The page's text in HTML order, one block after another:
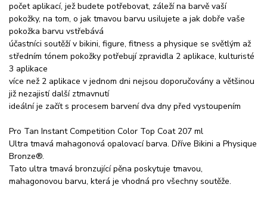
počet aplikací, jež budete potřebovat, záleží na barvě vaší
pokožky, na tom, o jak tmavou barvu usilujete a jak dobře vaše
pokožka barvu vstřebává
účastníci soutěží v bikini, figure, fitness a physique se světlým až
středním tónem pokožky potřebují zpravidla 2 aplikace, kulturisté
3 aplikace
více než 2 aplikace v jednom dni nejsou doporučovány a většinou
již nezajistí další ztmavnutí
ideální je začít s procesem barvení dva dny před vystoupením
Pro Tan Instant Competition Color Top Coat 207 ml
Ultra tmavá mahagonová opalovací barva. Dříve Bikini a Physique
Bronze®.
Tato ultra tmavá bronzující pěna poskytuje tmavou,
mahagonovou barvu, která je vhodná pro všechny soutěže.